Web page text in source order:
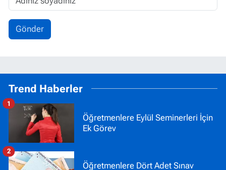
Gönder
Trend Haberler
Öğretmenlere Eylül Seminerleri İçin
Ek Görev
1
Öğretmenlere Dört Adet Sınav
2